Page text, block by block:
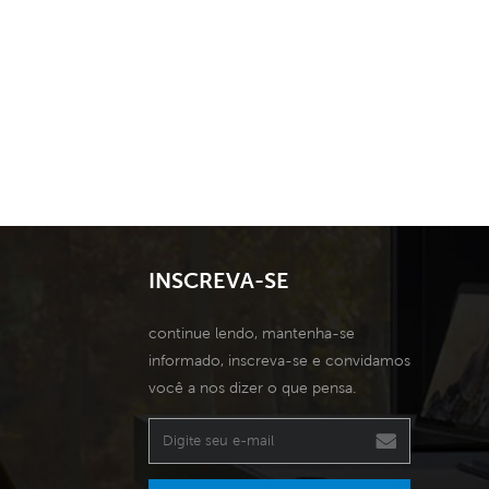
INSCREVA-SE
continue lendo, mantenha-se
informado, inscreva-se e convidamos
você a nos dizer o que pensa.